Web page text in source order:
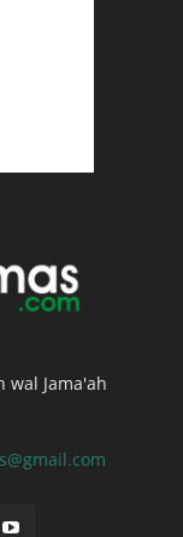
wal Jama'ah